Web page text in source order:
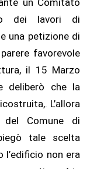
un Comitato
dei lavori di
una petizione di
favorevole
il 15 Marzo
deliberò che la
L’allora
del Comune di
tale scelta
l’edificio non era